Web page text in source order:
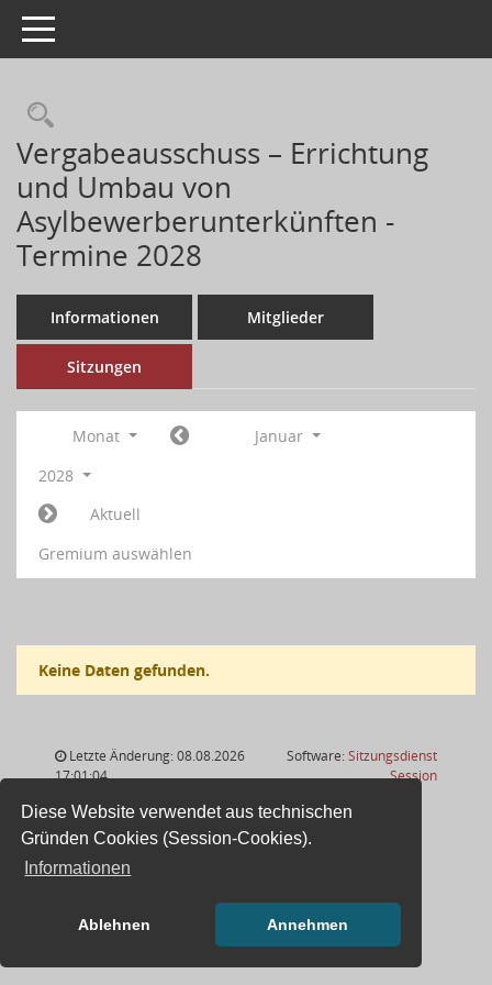
Diese Website verwendet aus technischen
Gründen Cookies (Session-Cookies).
Informationen
Ablehnen Annehmen
Toggle navigation
Vergabeausschuss – Errichtung
und Umbau von
Asylbewerberunterkünften -
Termine 2028
Informationen Mitglieder
Sitzungen
Monat
Januar
2028
Aktuell
Gremium auswählen
Keine Daten gefunden.
Letzte Änderung: 08.08.2026
17:01:04
Software:Sitzungsdienst
Session(Wird in